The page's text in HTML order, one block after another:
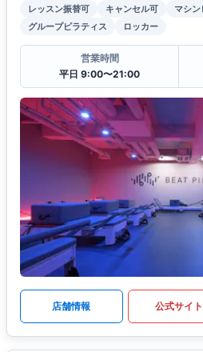
レッスン振替可 キャンセル可
マシン
グループピラティス
ロッカー
営業時間
平日 9:00〜21:00
店舗情報 公式サイト